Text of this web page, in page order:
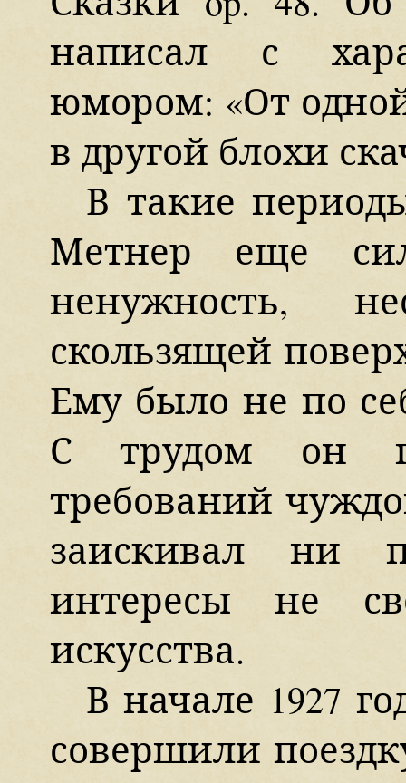
написал с
юмором: «От
в другой блохи
В такие
Метнер еще
ненужность,
скользящей
Ему было не по
С трудом он
требований
заискивал ни
интересы не
искусства.
В начале 1927
совершили